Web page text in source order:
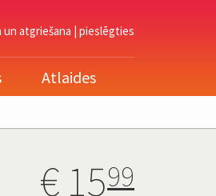
un atgriešana | pieslēgties
Atlaides
€ 1599